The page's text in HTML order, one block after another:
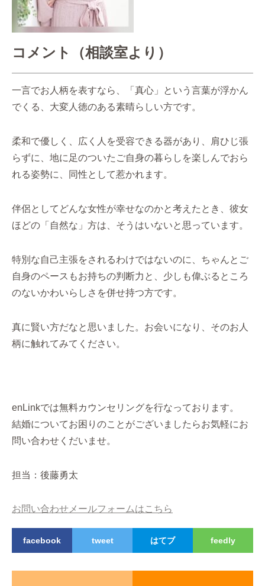
コメント（相談室より）
一言でお人柄を表すなら、「真心」という言葉が浮かん
でくる、大変人徳のある素晴らしい方です。
柔和で優しく、広く人を受容できる器があり、肩ひじ張
らずに、地に足のついたご自身の暮らしを楽しんでおら
れる姿勢に、同性として惹かれます。
伴侶としてどんな女性が幸せなのかと考えたとき、彼女
ほどの「自然な」方は、そうはいないと思っています。
特別な自己主張をされるわけではないのに、ちゃんとご
自身のペースもお持ちの判断力と、少しも偉ぶるところ
のないかわいらしさを併せ持つ方です。
真に賢い方だなと思いました。お会いになり、そのお人
柄に触れてみてください。
enLinkでは無料カウンセリングを行なっております。
結婚についてお困りのことがございましたらお気軽にお
問い合わせくだいませ。
担当：後藤勇太
お問い合わせメールフォームはこちら
facebook tweet はてブ feedly